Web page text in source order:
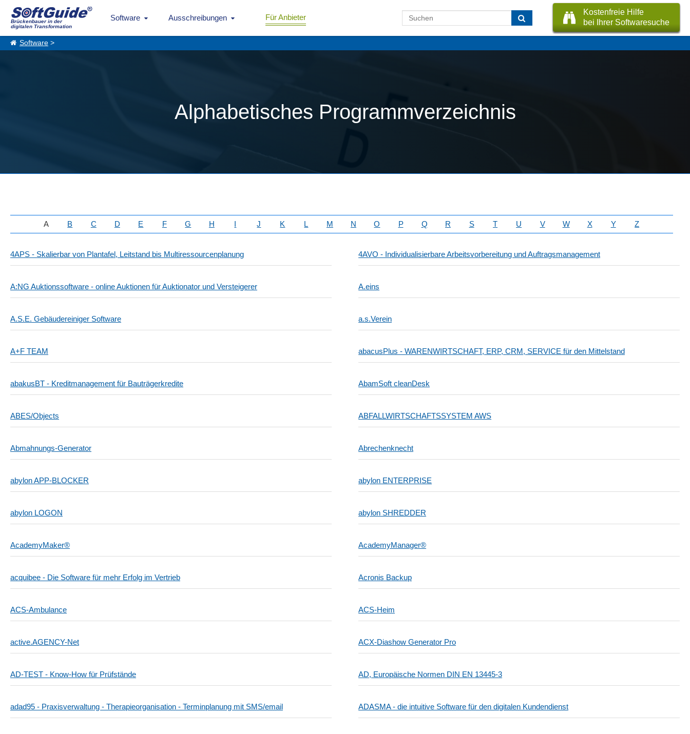
Brückenbauer in der
digitalen Transformation
Software Ausschreibungen Für Anbieter
Kostenfreie Hilfe
bei Ihrer Softwaresuche
Software >
Alphabetisches Programmverzeichnis
A B C D E F G H I J K L M N O P Q R S T U V W X Y Z
4APS - Skalierbar von Plantafel, Leitstand bis Multiressourcenplanung 4AVO - Individualisierbare Arbeitsvorbereitung und Auftragsmanagement
A:NG Auktionssoftware - online Auktionen für Auktionator und Versteigerer A.eins
A.S.E. Gebäudereiniger Software a.s.Verein
A+F TEAM abacusPlus - WARENWIRTSCHAFT, ERP, CRM, SERVICE für den Mittelstand
abakusBT - Kreditmanagement für Bauträgerkredite AbamSoft cleanDesk
ABES/Objects ABFALLWIRTSCHAFTSSYSTEM AWS
Abmahnungs-Generator Abrechenknecht
abylon APP-BLOCKER abylon ENTERPRISE
abylon LOGON abylon SHREDDER
AcademyMaker® AcademyManager®
acquibee - Die Software für mehr Erfolg im Vertrieb Acronis Backup
ACS-Ambulance ACS-Heim
active.AGENCY-Net ACX-Diashow Generator Pro
AD-TEST - Know-How für Prüfstände AD, Europäische Normen DIN EN 13445-3
adad95 - Praxisverwaltung - Therapieorganisation - Terminplanung mit SMS/email ADASMA - die intuitive Software für den digitalen Kundendienst